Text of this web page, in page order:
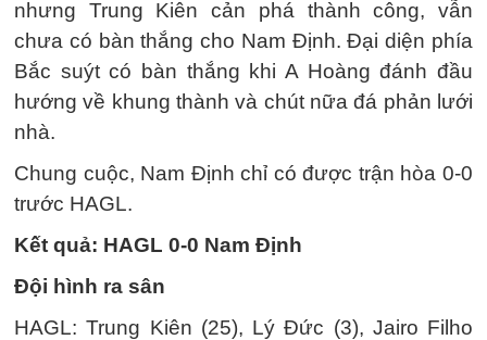
nhưng Trung Kiên cản phá thành công, vẫn
chưa có bàn thắng cho Nam Định. Đại diện phía
Bắc suýt có bàn thắng khi A Hoàng đánh đầu
hướng về khung thành và chút nữa đá phản lưới
nhà.
Chung cuộc, Nam Định chỉ có được trận hòa 0-0
trước HAGL.
Kết quả: HAGL 0-0 Nam Định
Đội hình ra sân
HAGL: Trung Kiên (25), Lý Đức (3), Jairo Filho